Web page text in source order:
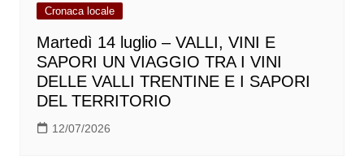
Cronaca locale
Martedì 14 luglio – VALLI, VINI E
SAPORI UN VIAGGIO TRA I VINI
DELLE VALLI TRENTINE E I SAPORI
DEL TERRITORIO
12/07/2026